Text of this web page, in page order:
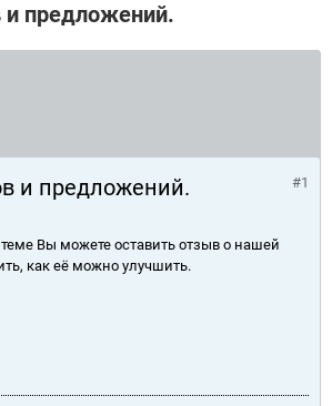
и предложений.
и предложений. #1
теме Вы можете оставить отзыв о нашей
как её можно улучшить.